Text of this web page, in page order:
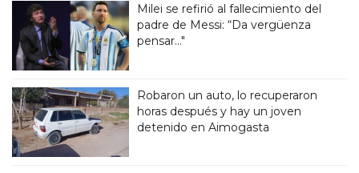
Milei se refirió al fallecimiento del
padre de Messi: “Da vergüenza
pensar..."
Robaron un auto, lo recuperaron
horas después y hay un joven
detenido en Aimogasta